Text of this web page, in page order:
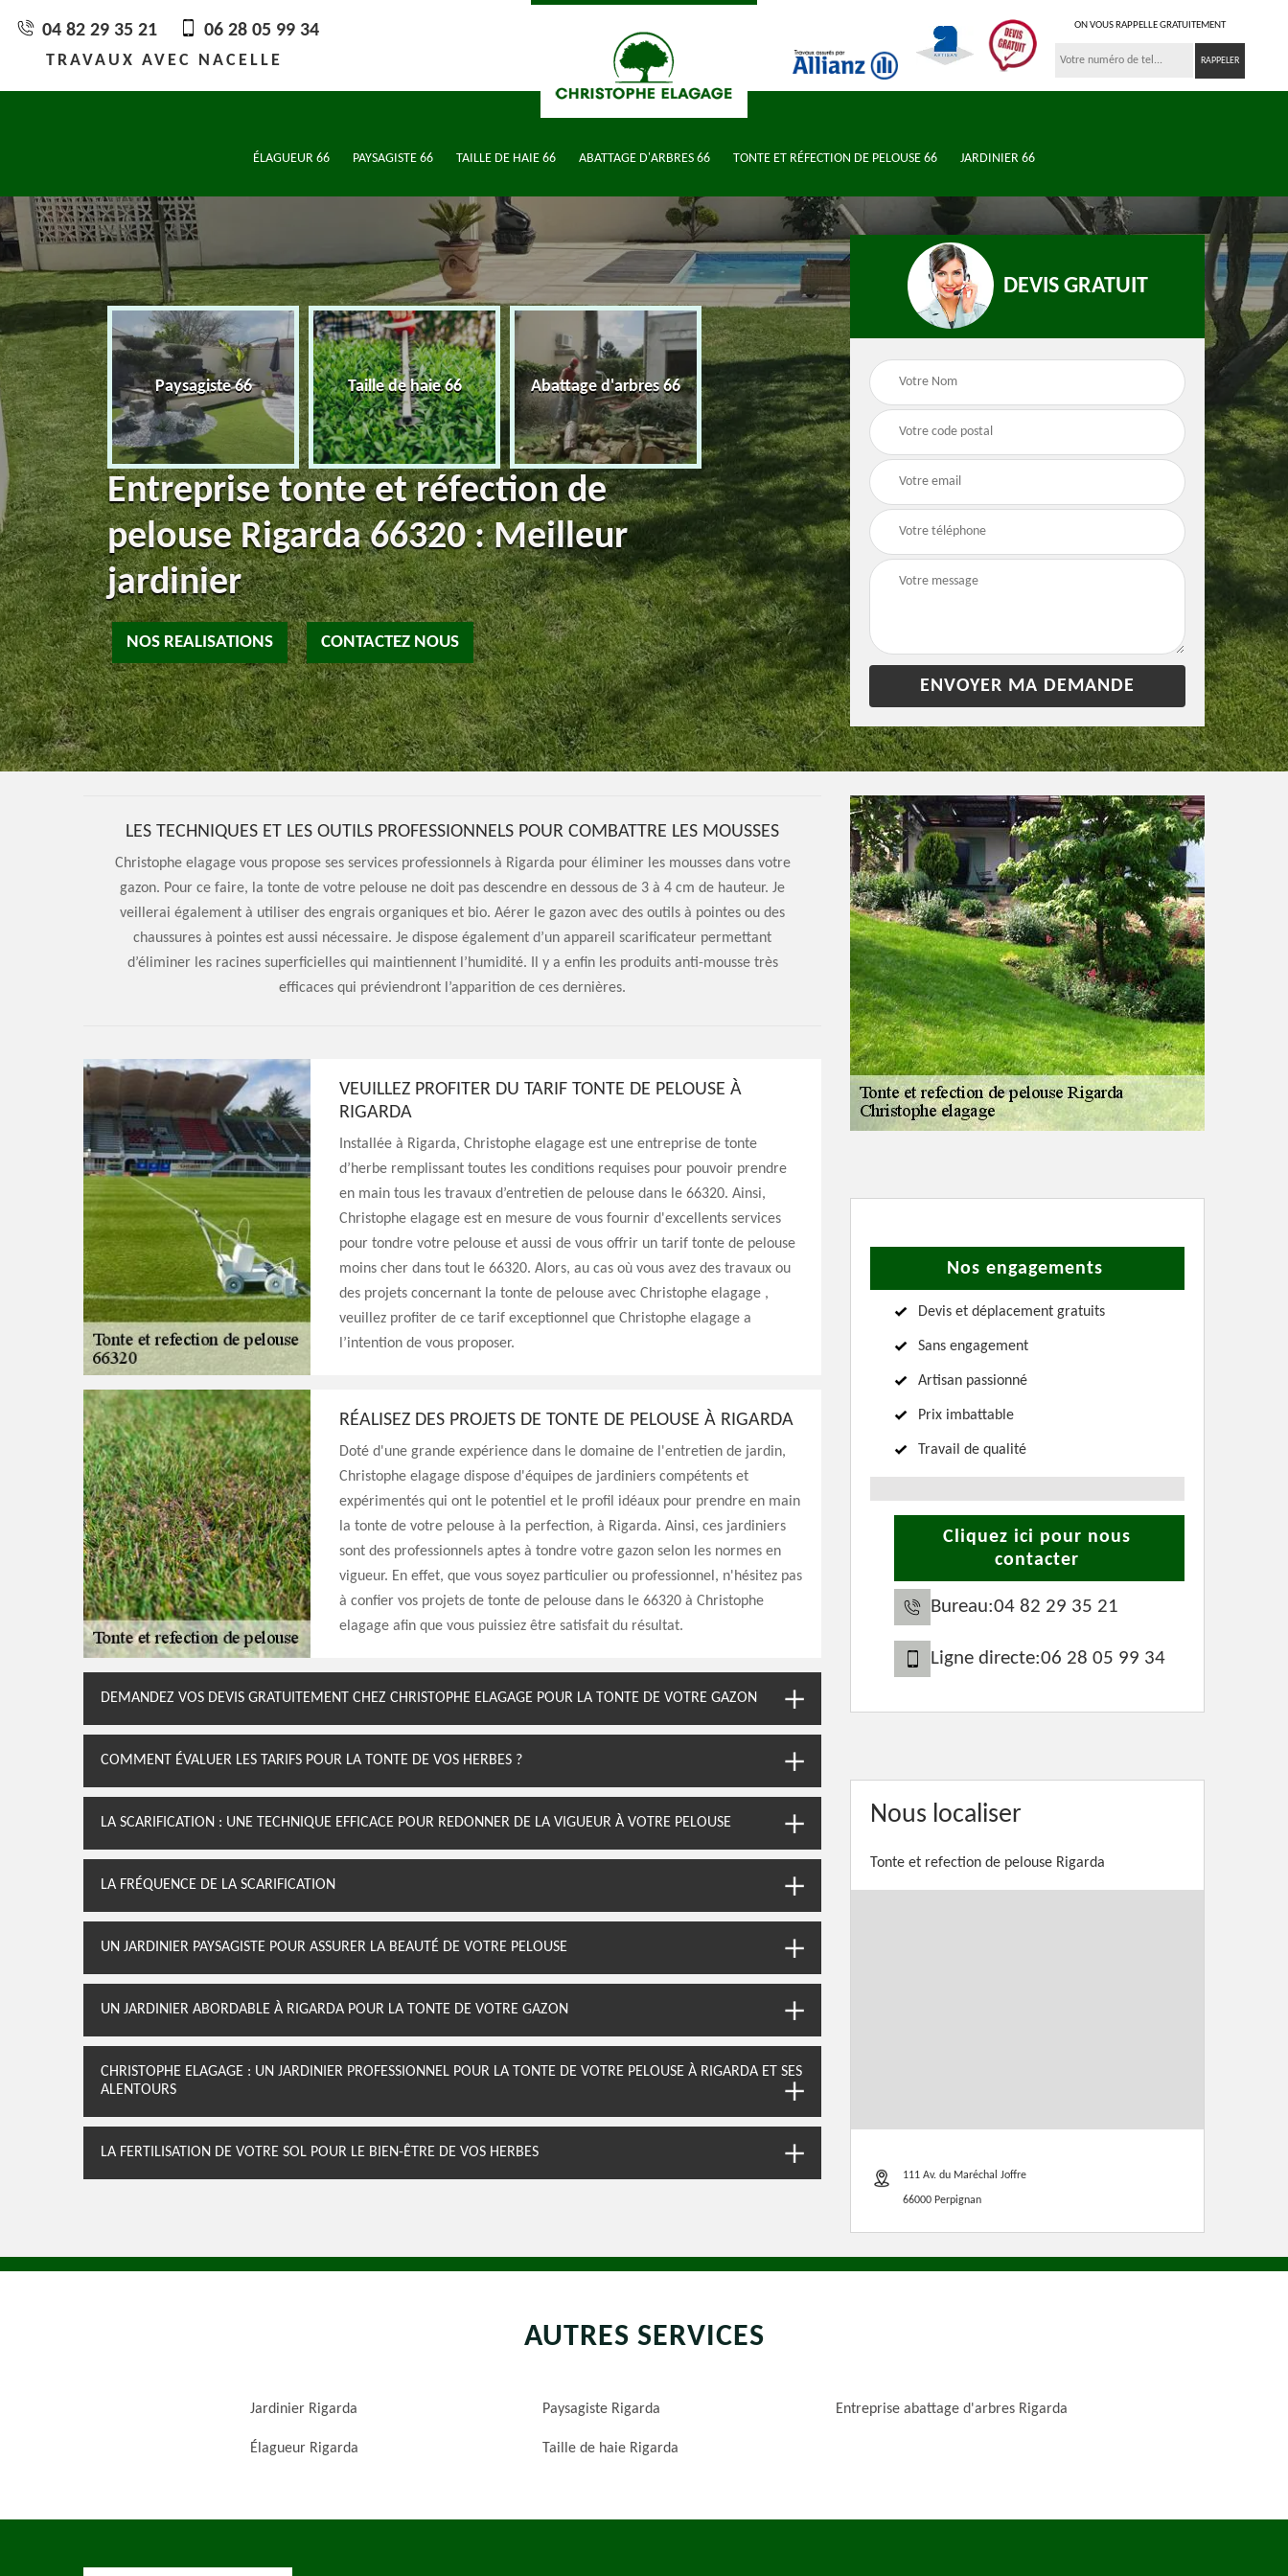
04 82 29 35 21 06 28 05 99 34
TRAVAUX AVEC NACELLE
ON VOUS RAPPELLE GRATUITEMENT
ÉLAGUEUR 66 PAYSAGISTE 66 TAILLE DE HAIE 66 ABATTAGE D'ARBRES 66 TONTE ET RÉFECTION DE PELOUSE 66 JARDINIER 66
66 Paysagiste 66 Taille de haie 66 Abattage d'arbres 66
Tonte et réfection de
pelouse 66
Élagueur 66
Entreprise tonte et réfection de
pelouse Rigarda 66320 : Meilleur
jardinier
NOS REALISATIONS CONTACTEZ NOUS
DEVIS GRATUIT
LES TECHNIQUES ET LES OUTILS PROFESSIONNELS POUR COMBATTRE LES MOUSSES
Christophe elagage vous propose ses services professionnels à Rigarda pour éliminer les mousses dans votre
gazon. Pour ce faire, la tonte de votre pelouse ne doit pas descendre en dessous de 3 à 4 cm de hauteur. Je
veillerai également à utiliser des engrais organiques et bio. Aérer le gazon avec des outils à pointes ou des
chaussures à pointes est aussi nécessaire. Je dispose également d’un appareil scarificateur permettant
d’éliminer les racines superficielles qui maintiennent l’humidité. Il y a enfin les produits anti-mousse très
efficaces qui préviendront l’apparition de ces dernières.
VEUILLEZ PROFITER DU TARIF TONTE DE PELOUSE À
RIGARDA
Installée à Rigarda, Christophe elagage est une entreprise de tonte
d’herbe remplissant toutes les conditions requises pour pouvoir prendre
en main tous les travaux d’entretien de pelouse dans le 66320. Ainsi,
Christophe elagage est en mesure de vous fournir d'excellents services
pour tondre votre pelouse et aussi de vous offrir un tarif tonte de pelouse
moins cher dans tout le 66320. Alors, au cas où vous avez des travaux ou
des projets concernant la tonte de pelouse avec Christophe elagage ,
veuillez profiter de ce tarif exceptionnel que Christophe elagage a
l’intention de vous proposer.
RÉALISEZ DES PROJETS DE TONTE DE PELOUSE À RIGARDA
Doté d'une grande expérience dans le domaine de l'entretien de jardin,
Christophe elagage dispose d'équipes de jardiniers compétents et
expérimentés qui ont le potentiel et le profil idéaux pour prendre en main
la tonte de votre pelouse à la perfection, à Rigarda. Ainsi, ces jardiniers
sont des professionnels aptes à tondre votre gazon selon les normes en
vigueur. En effet, que vous soyez particulier ou professionnel, n'hésitez pas
à confier vos projets de tonte de pelouse dans le 66320 à Christophe
elagage afin que vous puissiez être satisfait du résultat.
DEMANDEZ VOS DEVIS GRATUITEMENT CHEZ CHRISTOPHE ELAGAGE POUR LA TONTE DE VOTRE GAZON
COMMENT ÉVALUER LES TARIFS POUR LA TONTE DE VOS HERBES ?
LA SCARIFICATION : UNE TECHNIQUE EFFICACE POUR REDONNER DE LA VIGUEUR À VOTRE PELOUSE
LA FRÉQUENCE DE LA SCARIFICATION
UN JARDINIER PAYSAGISTE POUR ASSURER LA BEAUTÉ DE VOTRE PELOUSE
UN JARDINIER ABORDABLE À RIGARDA POUR LA TONTE DE VOTRE GAZON
CHRISTOPHE ELAGAGE : UN JARDINIER PROFESSIONNEL POUR LA TONTE DE VOTRE PELOUSE À RIGARDA ET SES
ALENTOURS
LA FERTILISATION DE VOTRE SOL POUR LE BIEN-ÊTRE DE VOS HERBES
Nos engagements
Devis et déplacement gratuits
Sans engagement
Artisan passionné
Prix imbattable
Travail de qualité
Cliquez ici pour nous
contacter
Bureau:04 82 29 35 21
Ligne directe:06 28 05 99 34
Nous localiser
Tonte et refection de pelouse Rigarda
111 Av. du Maréchal Joffre
66000 Perpignan
AUTRES SERVICES
Jardinier Rigarda
Élagueur Rigarda
Paysagiste Rigarda
Taille de haie Rigarda
Entreprise abattage d'arbres Rigarda